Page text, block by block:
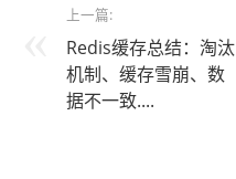
上一篇:
Redis缓存总结：淘汰
机制、缓存雪崩、数
据不一致....